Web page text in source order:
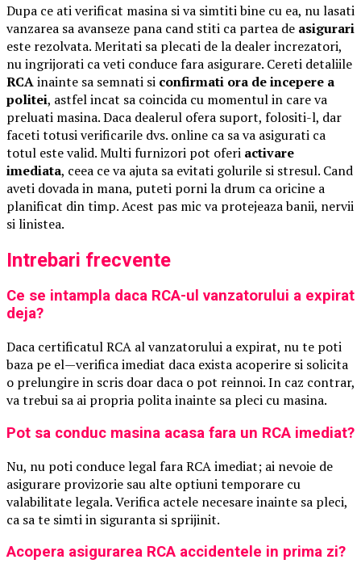
Dupa ce ati verificat masina si va simtiti bine cu ea, nu lasati
vanzarea sa avanseze pana cand stiti ca partea de asigurari
este rezolvata. Meritati sa plecati de la dealer increzatori,
nu ingrijorati ca veti conduce fara asigurare. Cereti detaliile
RCAinainte sa semnati si confirmati ora de incepere a
politei, astfel incat sa coincida cu momentul in care va
preluati masina. Daca dealerul ofera suport, folositi-l, dar
faceti totusi verificarile dvs. online ca sa va asigurati ca
totul este valid. Multi furnizori pot oferi activare
imediata, ceea ce va ajuta sa evitati golurile si stresul. Cand
aveti dovada in mana, puteti porni la drum ca oricine a
planificat din timp. Acest pas mic va protejeaza banii, nervii
si linistea.
Intrebari frecvente
Ce se intampla daca RCA-ul vanzatorului a expirat
deja?
Daca certificatul RCA al vanzatorului a expirat, nu te poti
baza pe el—verifica imediat daca exista acoperire si solicita
o prelungire in scris doar daca o pot reinnoi. In caz contrar,
va trebui sa ai propria polita inainte sa pleci cu masina.
Pot sa conduc masina acasa fara un RCA imediat?
Nu, nu poti conduce legal fara RCA imediat; ai nevoie de
asigurare provizorie sau alte optiuni temporare cu
valabilitate legala. Verifica actele necesare inainte sa pleci,
ca sa te simti in siguranta si sprijinit.
Acopera asigurarea RCA accidentele in prima zi?